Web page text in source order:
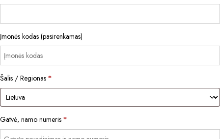
Įmonės kodas (pasirenkamas)
Šalis / Regionas *
Gatvė, namo numeris *